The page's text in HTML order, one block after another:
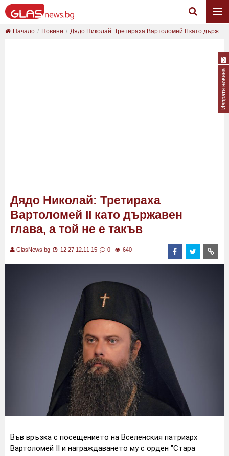
Начало Новини Дядо Николай: Третираха Вартоломей II като държ...
Дядо Николай: Третираха
Вартоломей II като държавен
глава, а той не е такъв
GlasNews.bg 12:27 12.11.15 0 640
Във връзка с посещението на Вселенския патриарх
Вартоломей II и награждаването му с орден "Стара
Изпрати новина